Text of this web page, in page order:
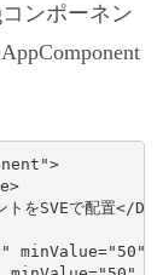
ンポーネン
をSVEで配置</
minValue="50"